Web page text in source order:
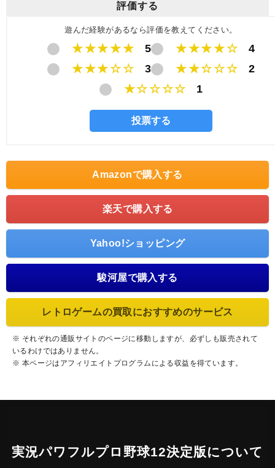
評価する
遊んだ経験があるなら評価を教えてください。
★★★★★ 5 ★★★★☆
4
★★★☆☆
3 ★★☆☆☆
2
★☆☆☆☆
1
Amazonで購入する
楽天で購入する
Yahoo!ショッピング
駿河屋で購入する
レトロゲームの買取におすすめのサービス
※ それぞれの通販サイトのページに移動しますが、必ずしも販売されて
いるわけではありません。
※ 本ページはアフィリエイトプログラムによる収益を得ています。
実況パワフルプロ野球12決定版について